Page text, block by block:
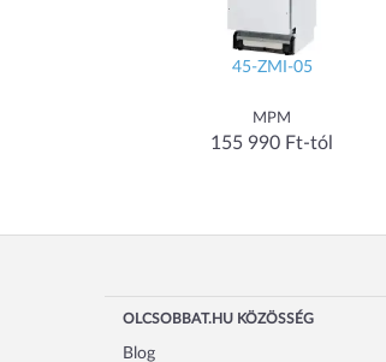
45-ZMI-05
MPM
155 990 Ft-tól
OLCSOBBAT.HU KÖZÖSSÉG
Blog